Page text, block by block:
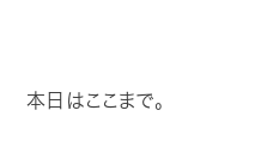
本日はここまで。